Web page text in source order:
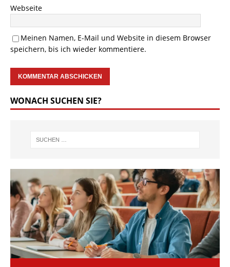
Webseite
Meinen Namen, E-Mail und Website in diesem Browser
speichern, bis ich wieder kommentiere.
WONACH SUCHEN SIE?